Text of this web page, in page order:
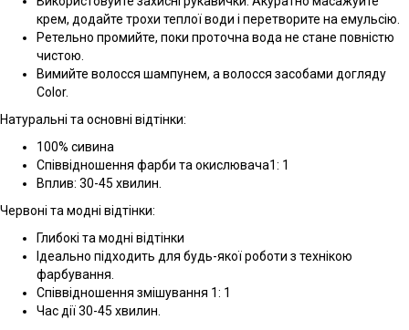
крем, додайте трохи теплої води і перетворите на емульсію.
Ретельно промийте, поки проточна вода не стане повністю
чистою.
Вимийте волосся шампунем, а волосся засобами догляду
Color.
Натуральні та основні відтінки:
100% сивина
Співвідношення фарби та окислювача1: 1
Вплив: 30-45 хвилин.
Червоні та модні відтінки:
Глибокі та модні відтінки
Ідеально підходить для будь-якої роботи з технікою
фарбування.
Співвідношення змішування 1: 1
Час дії 30-45 хвилин.